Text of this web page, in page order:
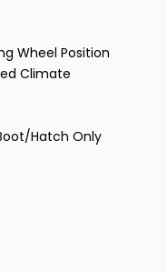
Wheel Position
Climate
Hatch Only